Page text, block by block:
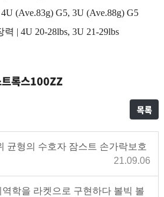
(Ave.83g) G5, 3U (Ave.88g) G5
| 4U 20-28lbs, 3U 21-29lbs
록스100ZZ
목록
균형의 수호자 잠스트 손가락보호
21.09.06
학을 라켓으로 구현하다 볼빅 볼